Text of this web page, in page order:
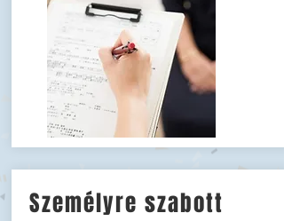
Személyre szabott